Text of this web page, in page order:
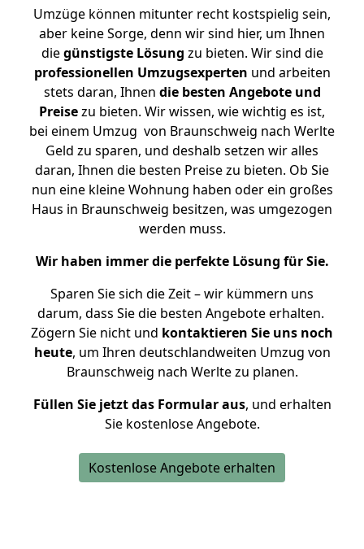
Umzüge können mitunter recht kostspielig sein,
aber keine Sorge, denn wir sind hier, um Ihnen
diegünstigste Lösung zu bieten. Wir sind die
professionellen Umzugsexperten und arbeiten
stets daran, Ihnen die besten Angebote und
Preisezu bieten. Wir wissen, wie wichtig es ist,
bei einem Umzug von Braunschweig nach Werlte
Geld zu sparen, und deshalb setzen wir alles
daran, Ihnen die besten Preise zu bieten. Ob Sie
nun eine kleine Wohnung haben oder ein großes
Haus in Braunschweig besitzen, was umgezogen
werden muss.
Wir haben immer die perfekte Lösung für Sie.
Sparen Sie sich die Zeit – wir kümmern uns
darum, dass Sie die besten Angebote erhalten.
Zögern Sie nicht und kontaktieren Sie uns noch
heute, um Ihren deutschlandweiten Umzug von
Braunschweig nach Werlte zu planen.
Füllen Sie jetzt das Formular aus, und erhalten
Sie kostenlose Angebote.
Kostenlose Angebote erhalten